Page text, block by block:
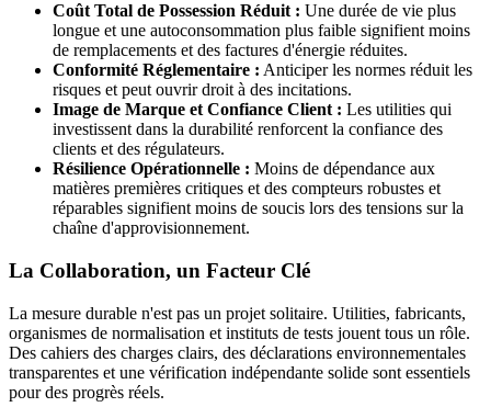
Coût Total de Possession Réduit : Une durée de vie plus
longue et une autoconsommation plus faible signifient moins
de remplacements et des factures d'énergie réduites.
Conformité Réglementaire : Anticiper les normes réduit les
risques et peut ouvrir droit à des incitations.
Image de Marque et Confiance Client : Les utilities qui
investissent dans la durabilité renforcent la confiance des
clients et des régulateurs.
Résilience Opérationnelle : Moins de dépendance aux
matières premières critiques et des compteurs robustes et
réparables signifient moins de soucis lors des tensions sur la
chaîne d'approvisionnement.
La Collaboration, un Facteur Clé
La mesure durable n'est pas un projet solitaire. Utilities, fabricants,
organismes de normalisation et instituts de tests jouent tous un rôle.
Des cahiers des charges clairs, des déclarations environnementales
transparentes et une vérification indépendante solide sont essentiels
pour des progrès réels.